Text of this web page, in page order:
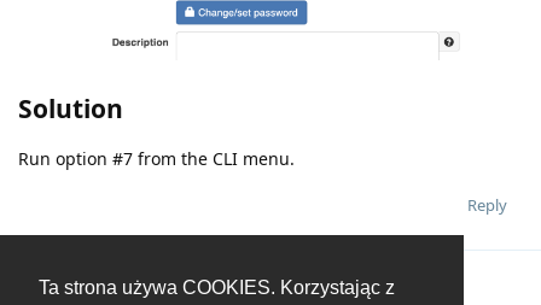
Ta strona używa COOKIES. Korzystając z
Solution
Run option #7 from the CLI menu.
Reply